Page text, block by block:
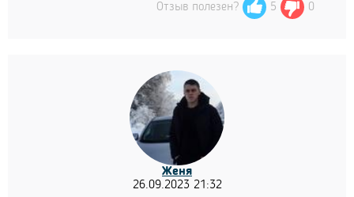
Отзыв полезен? 5 0
Женя
26.09.2023 21:32